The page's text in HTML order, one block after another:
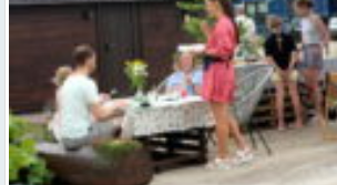
Valmieras novadā aizvadītas jau sestās Mājas